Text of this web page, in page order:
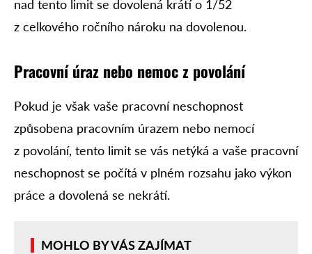
nad tento limit se dovolená krátí o 1/52
z celkového ročního nároku na dovolenou.
Pracovní úraz nebo nemoc z povolání
Pokud je však vaše pracovní neschopnost
způsobena pracovním úrazem nebo nemocí
z povolání, tento limit se vás netýká a vaše pracovní
neschopnost se počítá v plném rozsahu jako výkon
práce a dovolená se nekrátí.
MOHLO BY VÁS ZAJÍMAT